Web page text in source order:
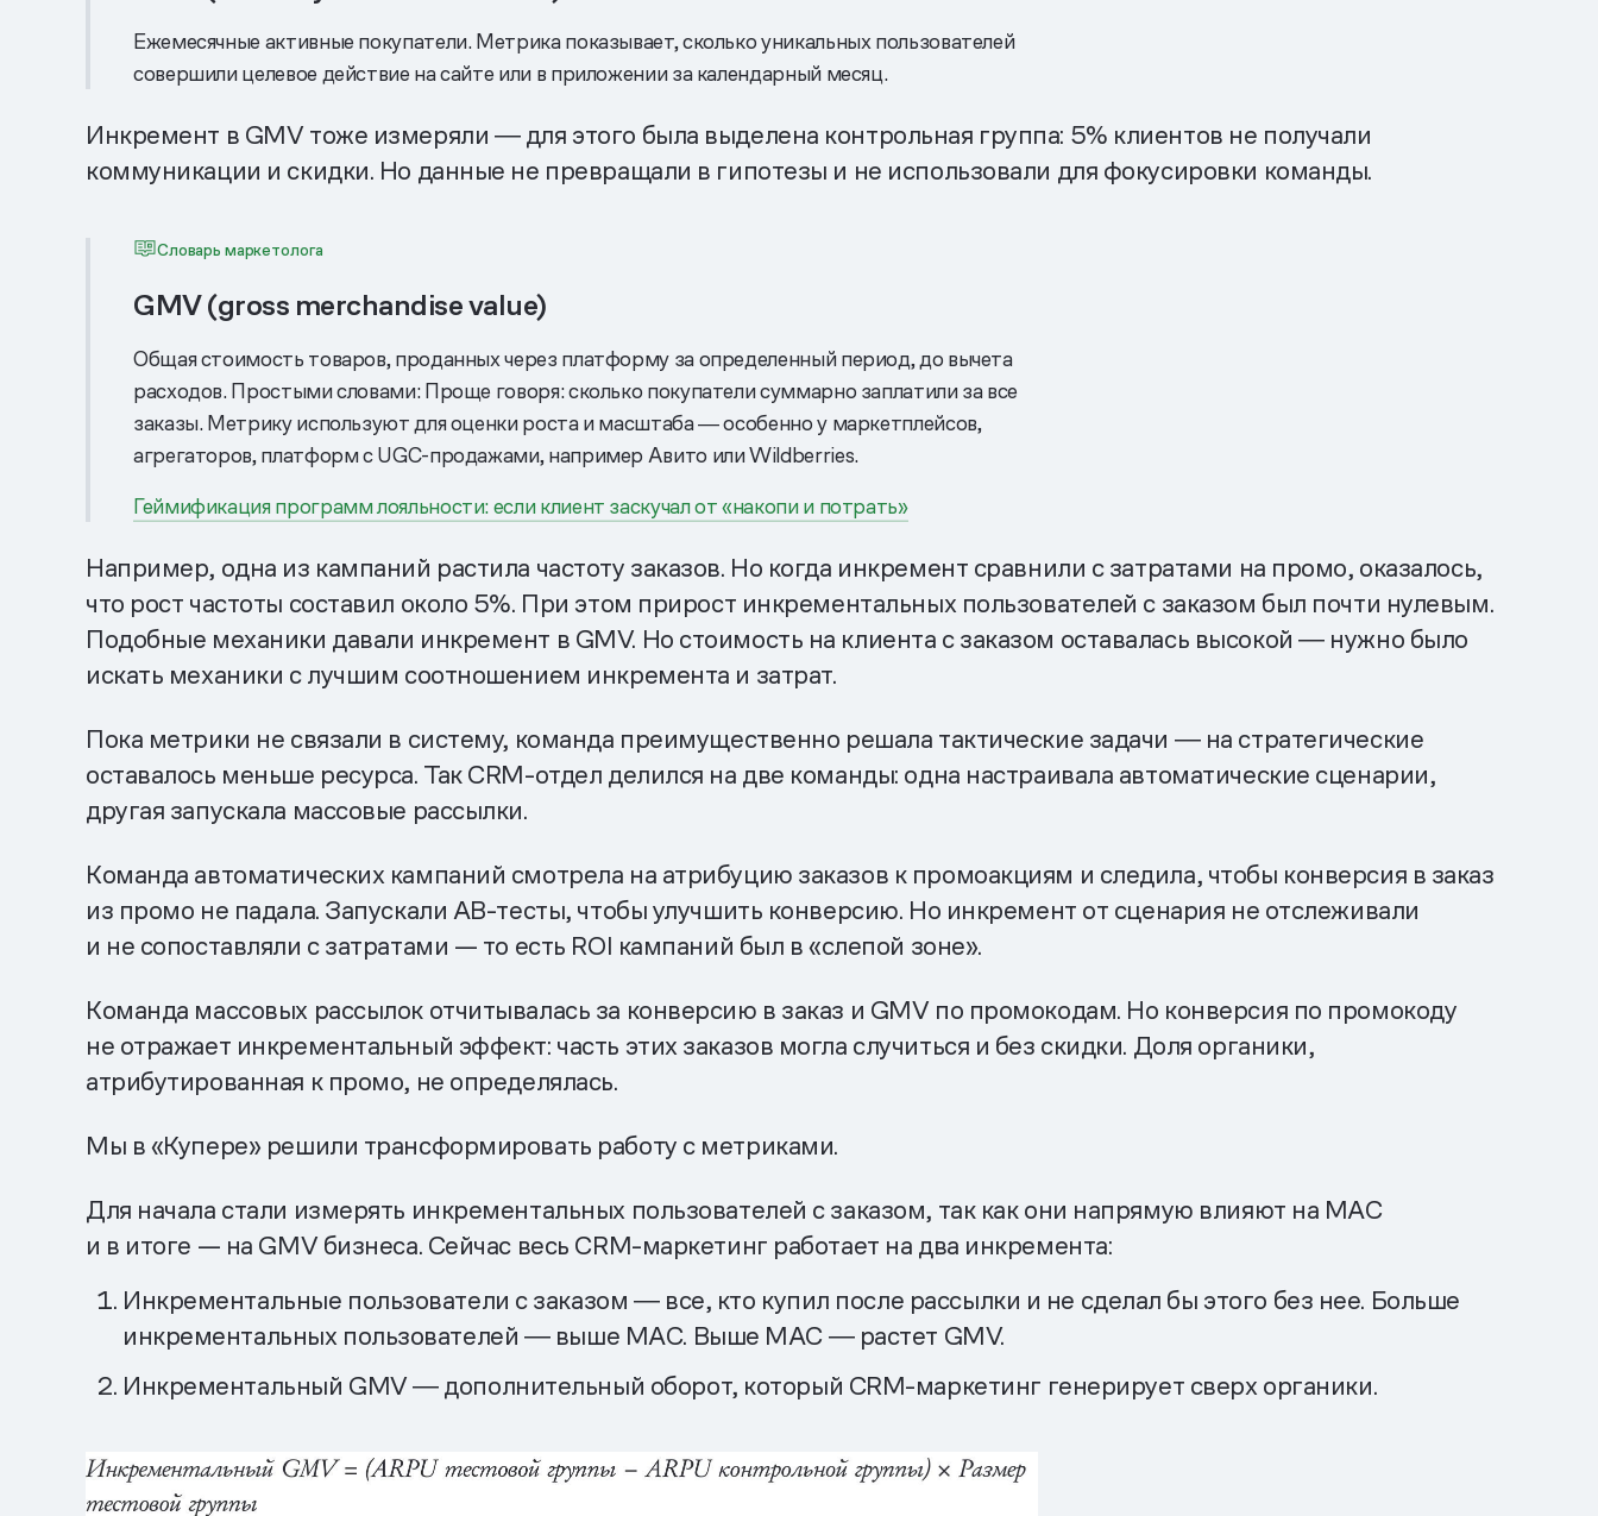
Ежемесячные активные покупатели. Метрика показывает, сколько уникальных пользователей
совершили целевое действие на сайте или в приложении за календарный месяц.
Инкремент в GMV тоже измеряли ― для этого была выделена контрольная группа: 5% клиентов не получали
коммуникации и скидки. Но данные не превращали в гипотезы и не использовали для фокусировки команды.
Словарь маркетолога
GMV (gross merchandise value)
Общая стоимость товаров, проданных через платформу за определенный период, до вычета
расходов. Простыми словами: Проще говоря: сколько покупатели суммарно заплатили за все
заказы. Метрику используют для оценки роста и масштаба ― особенно у маркетплейсов,
агрегаторов, платформ с UGC-продажами, например Авито или Wildberries.
Геймификация программ лояльности: если клиент заскучал от «накопи и потрать»
Например, одна из кампаний растила частоту заказов. Но когда инкремент сравнили с затратами на промо, оказалось,
что рост частоты составил около 5%. При этом прирост инкрементальных пользователей с заказом был почти нулевым.
Подобные механики давали инкремент в GMV. Но стоимость на клиента с заказом оставалась высокой ― нужно было
искать механики с лучшим соотношением инкремента и затрат.
Пока метрики не связали в систему, команда преимущественно решала тактические задачи ― на стратегические
оставалось меньше ресурса. Так CRM-отдел делился на две команды: одна настраивала автоматические сценарии,
другая запускала массовые рассылки.
Команда автоматических кампаний смотрела на атрибуцию заказов к промоакциям и следила, чтобы конверсия в заказ
из промо не падала. Запускали AB-тесты, чтобы улучшить конверсию. Но инкремент от сценария не отслеживали
и не сопоставляли с затратами — то есть ROI кампаний был в «слепой зоне».
Команда массовых рассылок отчитывалась за конверсию в заказ и GMV по промокодам. Но конверсия по промокоду
не отражает инкрементальный эффект: часть этих заказов могла случиться и без скидки. Доля органики,
атрибутированная к промо, не определялась.
Мы в «Купере» решили трансформировать работу с метриками.
Для начала стали измерять инкрементальных пользователей с заказом, так как они напрямую влияют на МАС
и в итоге — на GMV бизнеса. Сейчас весь CRM-маркетинг работает на два инкремента:
Инкрементальные пользователи с заказом ― все, кто купил после рассылки и не сделал бы этого без нее. Больше
инкрементальных пользователей ― выше МАС. Выше МАС ― растет GMV.
Инкрементальный GMV ― дополнительный оборот, который CRM-маркетинг генерирует сверх органики.